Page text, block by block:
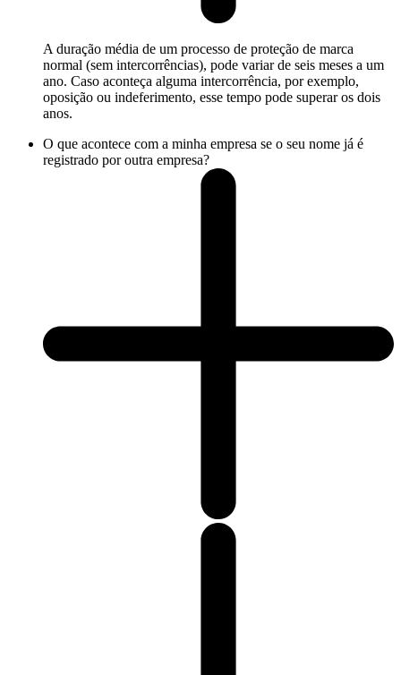
A duração média de um processo de proteção de marca
normal (sem intercorrências), pode variar de seis meses a um
ano. Caso aconteça alguma intercorrência, por exemplo,
oposição ou indeferimento, esse tempo pode superar os dois
anos.
O que acontece com a minha empresa se o seu nome já é
registrado por outra empresa?